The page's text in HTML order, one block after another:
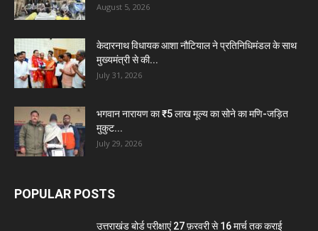
August 5, 2026
केदारनाथ विधायक आशा नौटियाल ने प्रतिनिधिमंडल के साथ
मुख्यमंत्री से की...
July 31, 2026
भगवान नारायण का ₹5 लाख मूल्य का सोने का मणि-जड़ित
मुकुट...
July 29, 2026
POPULAR POSTS
उत्तराखंड बोर्ड परीक्षाएं 27 फ़रवरी से 16 मार्च तक कराई